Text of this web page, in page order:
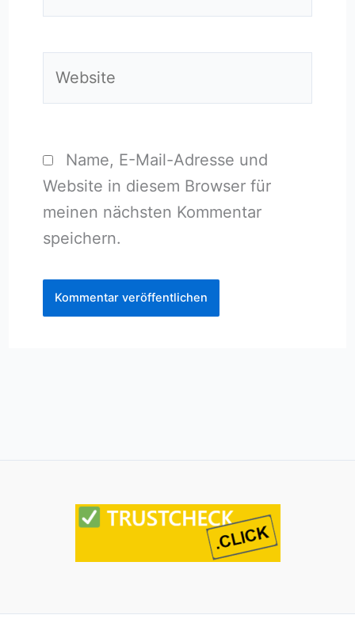
Name, E-Mail-Adresse und
Website in diesem Browser für
meinen nächsten Kommentar
speichern.